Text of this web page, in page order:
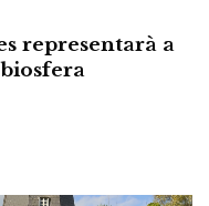
representarà a